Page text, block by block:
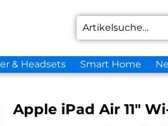
& Headsets Smart Home
Apple iPad Air 11″